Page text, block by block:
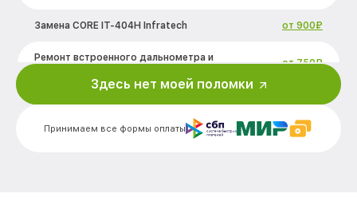
Замена CORE IT-404H Infratech от 900₽
Ремонт встроенного дальнометра и
от 750₽
от 750₽
Принимаем все формы оплаты
Здесь нет моей поломки